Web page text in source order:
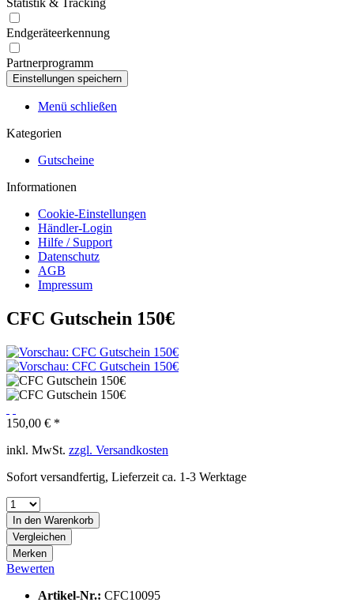
Statistik & Tracking
Endgeräteerkennung
Partnerprogramm
Menü schließen
Kategorien
Gutscheine
Informationen
Cookie-Einstellungen
Händler-Login
Hilfe / Support
Datenschutz
AGB
Impressum
CFC Gutschein 150€
150,00 € *
inkl. MwSt. zzgl. Versandkosten
Sofort versandfertig, Lieferzeit ca. 1-3 Werktage
In den Warenkorb
Vergleichen
Merken
Bewerten
Artikel-Nr.: CFC10095